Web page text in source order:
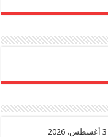
3 أغسطس، 2026